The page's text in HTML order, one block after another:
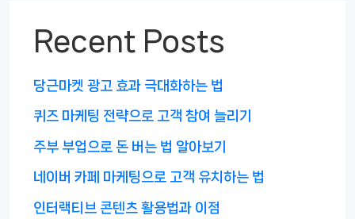
Recent Posts
당근마켓 광고 효과 극대화하는 법
퀴즈 마케팅 전략으로 고객 참여 늘리기
주부 부업으로 돈 버는 법 알아보기
네이버 카페 마케팅으로 고객 유치하는 법
인터랙티브 콘텐츠 활용법과 이점